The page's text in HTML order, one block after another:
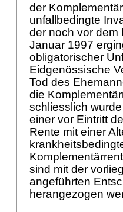
der
unfallbedingte
der noch vor dem
Januar 1997
obligatorischer
Eidgenössische
Tod des
die
schliesslich
einer vor Eintritt
Rente mit einer
sind mit der
angeführten
herangezogen